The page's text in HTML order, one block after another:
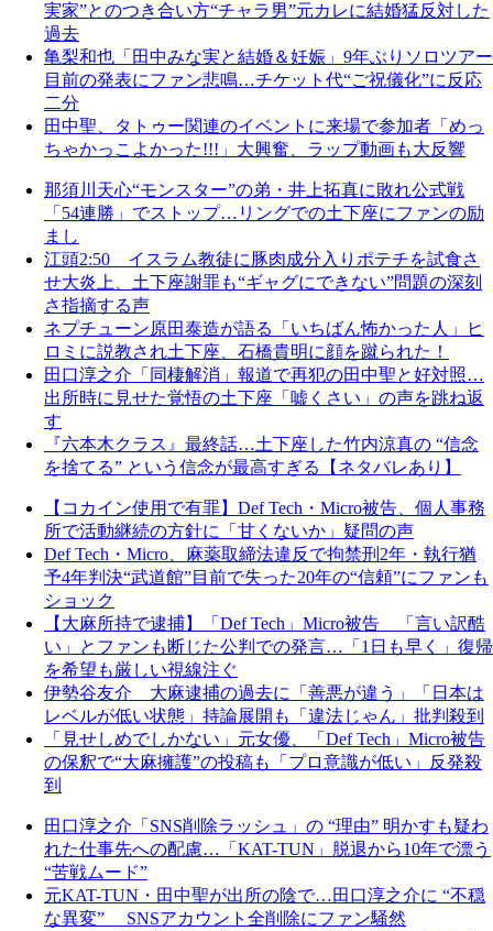
実家”とのつき合い方“チャラ男”元カレに結婚猛反対した
過去
亀梨和也「田中みな実と結婚＆妊娠」9年ぶりソロツアー
目前の発表にファン悲鳴…チケット代“ご祝儀化”に反応
二分
田中聖、タトゥー関連のイベントに来場で参加者「めっ
ちゃかっこよかった!!!」大興奮、ラップ動画も大反響
那須川天心“モンスター”の弟・井上拓真に敗れ公式戦
「54連勝」でストップ…リングでの土下座にファンの励
まし
江頭2:50 イスラム教徒に豚肉成分入りポテチを試食さ
せ大炎上、土下座謝罪も“ギャグにできない”問題の深刻
さ指摘する声
ネプチューン原田泰造が語る「いちばん怖かった人」ヒ
ロミに説教され土下座、石橋貴明に顔を蹴られた！
田口淳之介「同棲解消」報道で再犯の田中聖と好対照…
出所時に見せた覚悟の土下座「嘘くさい」の声を跳ね返
す
『六本木クラス』最終話…土下座した竹内涼真の “信念
を捨てる” という信念が最高すぎる【ネタバレあり】
【コカイン使用で有罪】Def Tech・Micro被告、個人事務
所で活動継続の方針に「甘くないか」疑問の声
Def Tech・Micro、麻薬取締法違反で拘禁刑2年・執行猶
予4年判決“武道館”目前で失った20年の“信頼”にファンも
ショック
【大麻所持で逮捕】「Def Tech」Micro被告 「言い訳酷
い」とファンも断じた公判での発言…「1日も早く」復帰
を希望も厳しい視線注ぐ
伊勢谷友介 大麻逮捕の過去に「善悪が違う」「日本は
レベルが低い状態」持論展開も「違法じゃん」批判殺到
「見せしめでしかない」元女優、「Def Tech」Micro被告
の保釈で“大麻擁護”の投稿も「プロ意識が低い」反発殺
到
田口淳之介「SNS削除ラッシュ」の “理由” 明かすも疑わ
れた仕事先への配慮…「KAT-TUN」脱退から10年で漂う
“苦戦ムード”
元KAT-TUN・田中聖が出所の陰で…田口淳之介に “不穏
な異変” SNSアカウント全削除にファン騒然